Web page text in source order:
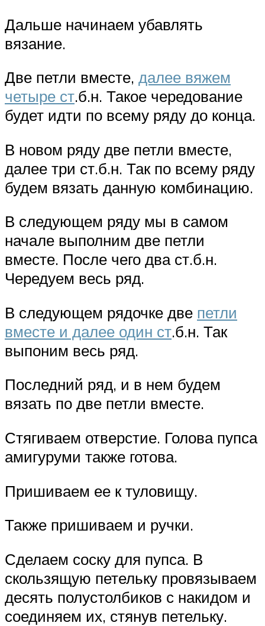
Дальше начинаем убавлять
вязание.
Две петли вместе, далее вяжем
четыре ст.б.н. Такое чередование
будет идти по всему ряду до конца.
В новом ряду две петли вместе,
далее три ст.б.н. Так по всему ряду
будем вязать данную комбинацию.
В следующем ряду мы в самом
начале выполним две петли
вместе. После чего два ст.б.н.
Чередуем весь ряд.
В следующем рядочке две петли
вместе и далее один ст.б.н. Так
выпоним весь ряд.
Последний ряд, и в нем будем
вязать по две петли вместе.
Стягиваем отверстие. Голова пупса
амигуруми также готова.
Пришиваем ее к туловищу.
Также пришиваем и ручки.
Сделаем соску для пупса. В
скользящую петельку провязываем
десять полустолбиков с накидом и
соединяем их, стянув петельку.